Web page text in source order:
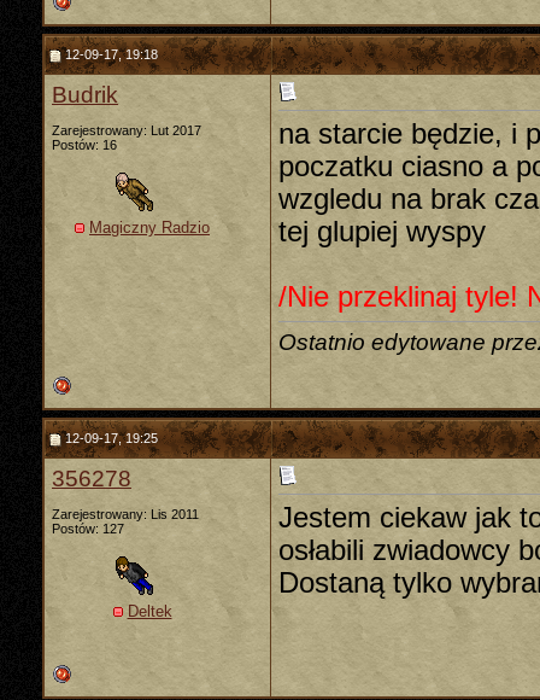
12-09-17, 19:18
Budrik
Zarejestrowany: Lut 2017
Postów: 16
Magiczny Radzio
na starcie będzie, i
poczatku ciasno a
wzgledu na brak
tej glupiej wyspy
/Nie przeklinaj tyle!
Ostatnio edytowane
12-09-17, 19:25
356278
Zarejestrowany: Lis 2011
Postów: 127
Deltek
Jestem ciekaw jak
osłabili zwiadowcy
Dostaną tylko